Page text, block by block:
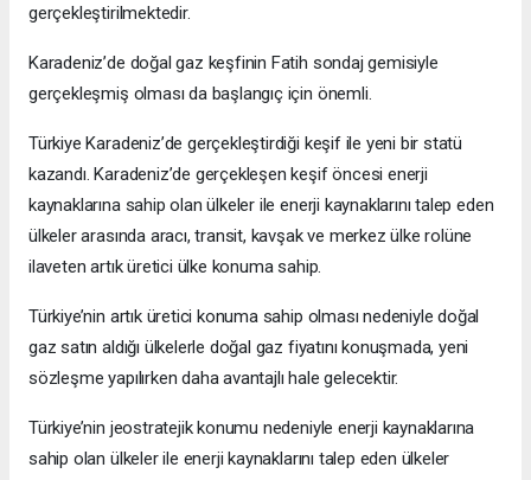
gerçekleştirilmektedir.
Karadeniz’de doğal gaz keşfinin Fatih sondaj gemisiyle
gerçekleşmiş olması da başlangıç için önemli.
Türkiye Karadeniz’de gerçekleştirdiği keşif ile yeni bir statü
kazandı. Karadeniz’de gerçekleşen keşif öncesi enerji
kaynaklarına sahip olan ülkeler ile enerji kaynaklarını talep eden
ülkeler arasında aracı, transit, kavşak ve merkez ülke rolüne
ilaveten artık üretici ülke konuma sahip.
Türkiye’nin artık üretici konuma sahip olması nedeniyle doğal
gaz satın aldığı ülkelerle doğal gaz fiyatını konuşmada, yeni
sözleşme yapılırken daha avantajlı hale gelecektir.
Türkiye’nin jeostratejik konumu nedeniyle enerji kaynaklarına
sahip olan ülkeler ile enerji kaynaklarını talep eden ülkeler